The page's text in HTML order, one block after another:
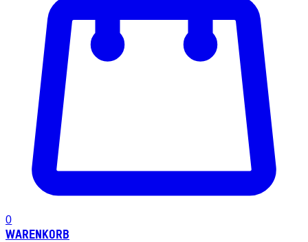
0
WARENKORB